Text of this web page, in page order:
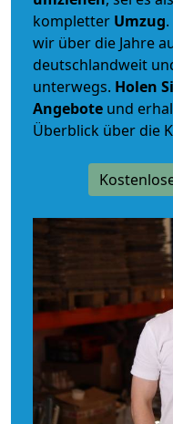
kompletter Umzug
wir über die Jahre
deutschlandweit
unterwegs. Holen
Angebote und
Überblick über die